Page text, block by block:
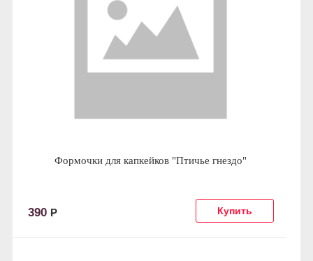
Формочки для капкейков "Птичье гнездо"
390 Р